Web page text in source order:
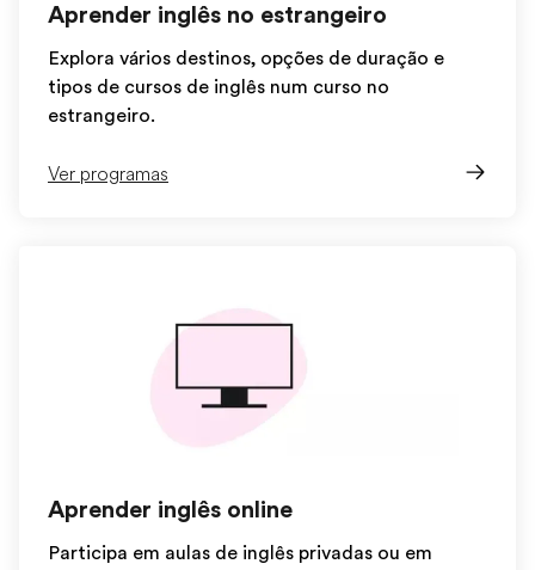
Aprender inglês no estrangeiro
Explora vários destinos, opções de duração e
tipos de cursos de inglês num curso no
estrangeiro.
Ver programas
Aprender inglês online
Participa em aulas de inglês privadas ou em